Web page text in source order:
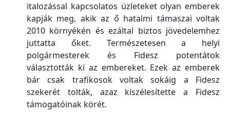
italozással kapcsolatos üzleteket olyan emberek
kapják meg, akik az ő hatalmi támaszai voltak
2010 környékén és ezáltal biztos jövedelemhez
juttatta őket. Természetesen a helyi
polgármesterek és Fidesz potentátok
választották ki az embereket. Ezek az emberek
bár csak trafikosok voltak sokáig a Fidesz
szekerét tolták, azaz kiszélesítette a Fidesz
támogatóinak körét.